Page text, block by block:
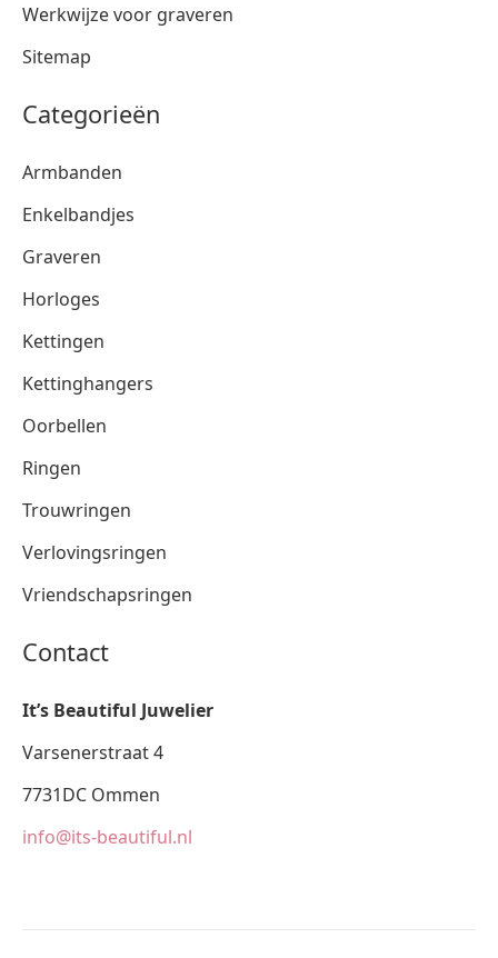
Werkwijze voor graveren
Sitemap
Categorieën
Armbanden
Enkelbandjes
Graveren
Horloges
Kettingen
Kettinghangers
Oorbellen
Ringen
Trouwringen
Verlovingsringen
Vriendschapsringen
Contact
It’s Beautiful Juwelier
Varsenerstraat 4
7731DC Ommen
info@its-beautiful.nl